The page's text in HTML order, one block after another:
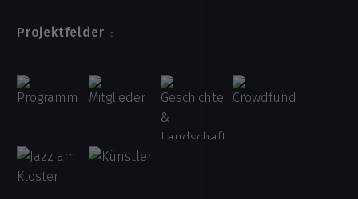
Projektfelder